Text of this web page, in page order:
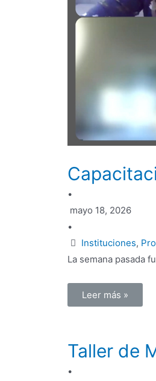
•
mayo 18, 2026
•
Instituciones,
La semana pasada
Leer más »
Taller de
•